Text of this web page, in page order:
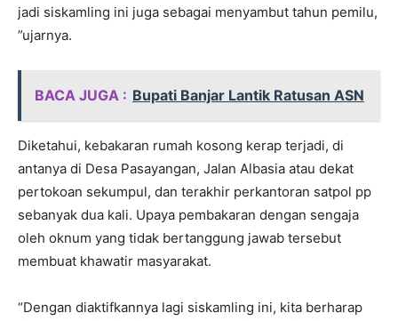
jadi siskamling ini juga sebagai menyambut tahun pemilu,
”ujarnya.
BACA JUGA : Bupati Banjar Lantik Ratusan ASN
Diketahui, kebakaran rumah kosong kerap terjadi, di
antanya di Desa Pasayangan, Jalan Albasia atau dekat
pertokoan sekumpul, dan terakhir perkantoran satpol pp
sebanyak dua kali. Upaya pembakaran dengan sengaja
oleh oknum yang tidak bertanggung jawab tersebut
membuat khawatir masyarakat.
“Dengan diaktifkannya lagi siskamling ini, kita berharap